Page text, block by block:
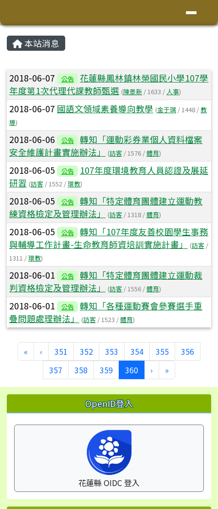
主內容區域
本站消息
文章列表
2018-06-07 公告
花蓮縣鳳林鎮林榮國民小學107學
年度第1次代理代課教師甄選 (陳景新 / 1633 / 人事)
2018-06-07 國語文領域素養導向教學 (金于琪 / 1448 /教
導)
2018-06-06 公告
轉知「運動彩券業個人資料檔案
安全維護計畫實施辦法」
(訪客 / 1576 /體育)
2018-06-05 公告
107年度環境教育人員認證及展延
研習 (訪客 / 1552 /環教)
2018-06-05 公告
轉知「特定體育團體建立運動教
練資格檢定及管理辦法」
(訪客 / 1318 /體育)
2018-06-05 公告
轉知「107年度友善校園學生事務
與輔導工作計畫-生命教育師資培訓實施計畫」
(訪客 /
1311 /環教)
2018-06-01 公告
轉知「特定體育團體建立運動裁
判資格檢定及管理辦法」
(訪客 / 1556 /體育)
2018-06-01 公告
轉知「各種運動賽會參賽選手重
疊問題處理辦法」
(訪客 / 1523 /體育)
« 第一頁
‹ 上一頁
351 352 353 354 355
356
357
358 359 360(目前頁次)
›下一頁
»最後頁
左邊區域內容 OpenID登入
花蓮縣 OIDC 登入
頁尾區域